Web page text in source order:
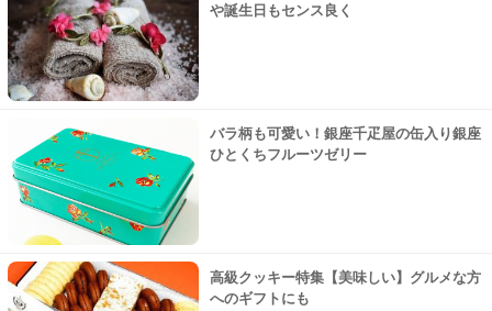
や誕生日もセンス良く
バラ柄も可愛い！銀座千疋屋の缶入り銀座
ひとくちフルーツゼリー
高級クッキー特集【美味しい】グルメな方
へのギフトにも